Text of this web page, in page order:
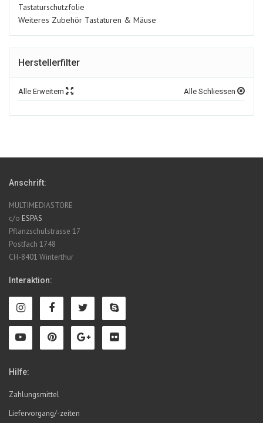
Tastaturschutzfolie
Weiteres Zubehör Tastaturen & Mäuse
Herstellerfilter
Alle Erweitern Alle Schliessen
Anschrift:
MULTIMEDIASTORE
c/o ESPAS
Pflanzschulstrasse 17
Postfach 1748
CH-8401 Winterthur
Interaktion:
Hilfe:
Zahlungsmittel
Liefervorgang/-zeiten